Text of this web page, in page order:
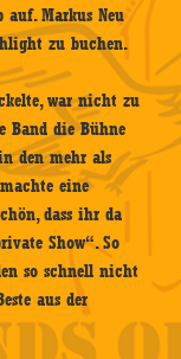
auf. Markus Neu
zu buchen.
war nicht zu
Band die Bühne
den mehr als
eine
dass ihr da
Show“. So
so schnell nicht
aus der